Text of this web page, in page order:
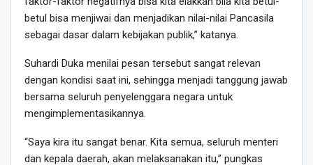
betul bisa menjiwai dan menjadikan nilai-nilai Pancasila
sebagai dasar dalam kebijakan publik,” katanya.
Suhardi Duka menilai pesan tersebut sangat relevan
dengan kondisi saat ini, sehingga menjadi tanggung jawab
bersama seluruh penyelenggara negara untuk
mengimplementasikannya.
“Saya kira itu sangat benar. Kita semua, seluruh menteri
dan kepala daerah, akan melaksanakan itu,” pungkas